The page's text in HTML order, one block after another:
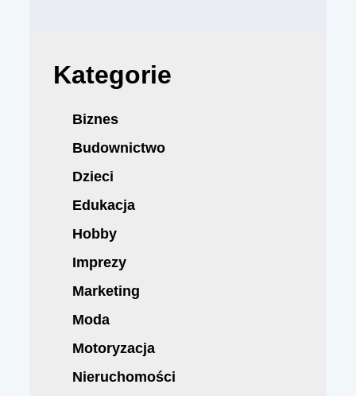
Kategorie
Biznes
Budownictwo
Dzieci
Edukacja
Hobby
Imprezy
Marketing
Moda
Motoryzacja
Nieruchomości